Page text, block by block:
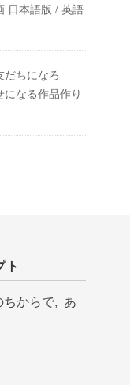
日本語版 / 英語
だちになろ
なる作品作り
ト
からで, あ